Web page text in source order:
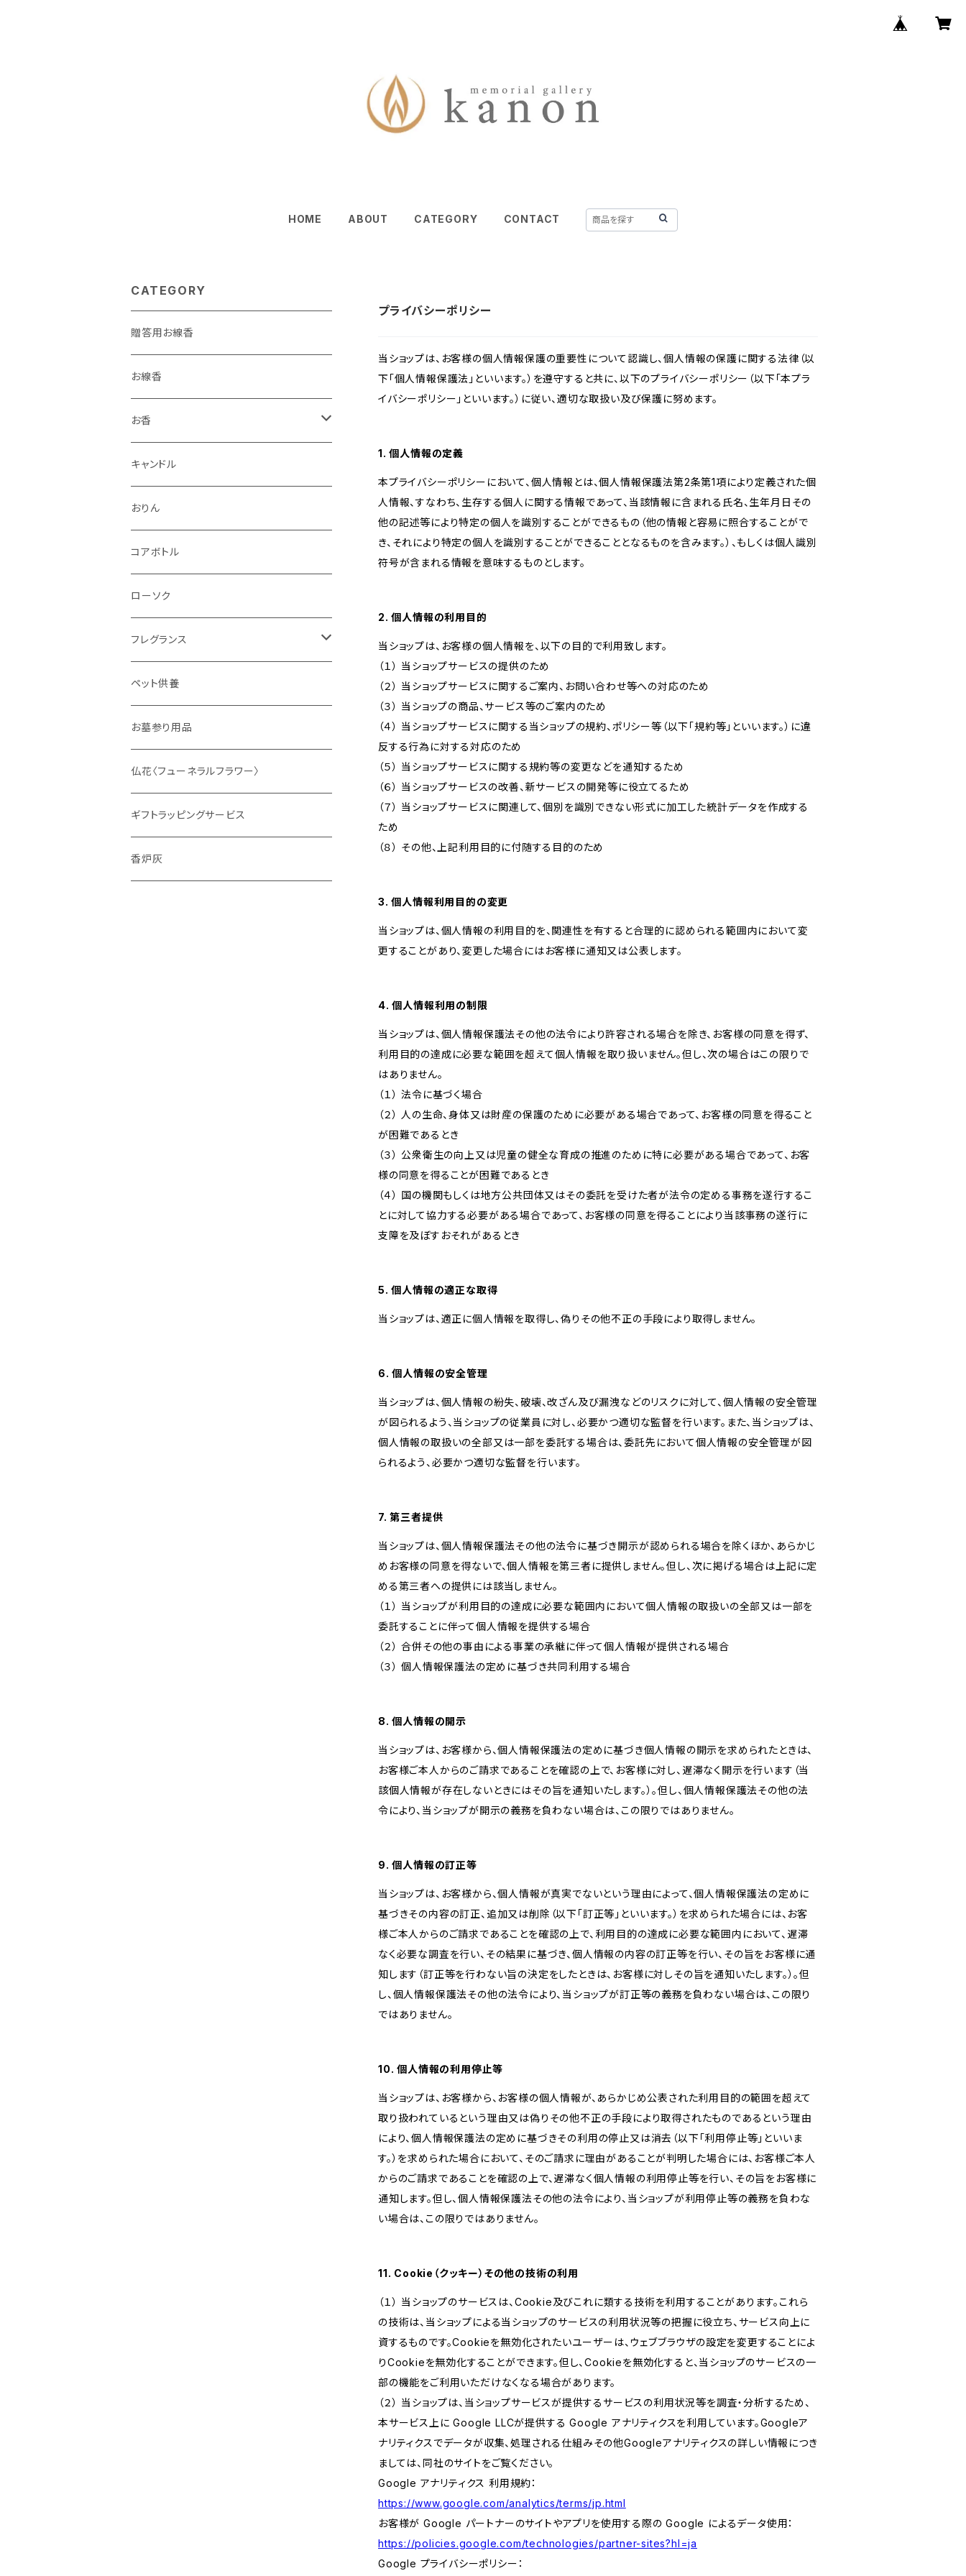
HOME ABOUT CATEGORY CONTACT
プライバシーポリシー
当ショップは、お客様の個人情報保護の重要性について認識し、個人情報の保護に関する法律（以
下「個人情報保護法」といいます。）を遵守すると共に、以下のプライバシーポリシー（以下「本プラ
イバシーポリシー」といいます。）に従い、適切な取扱い及び保護に努めます。
1. 個人情報の定義
本プライバシーポリシーにおいて、個人情報とは、個人情報保護法第2条第1項により定義された個
人情報、すなわち、生存する個人に関する情報であって、当該情報に含まれる氏名、生年月日その
他の記述等により特定の個人を識別することができるもの（他の情報と容易に照合することがで
き、それにより特定の個人を識別することができることとなるものを含みます。）、もしくは個人識別
符号が含まれる情報を意味するものとします。
2. 個人情報の利用目的
当ショップは、お客様の個人情報を、以下の目的で利用致します。
（１） 当ショップサービスの提供のため
（２） 当ショップサービスに関するご案内、お問い合わせ等への対応のため
（３） 当ショップの商品、サービス等のご案内のため
（４） 当ショップサービスに関する当ショップの規約、ポリシー等（以下「規約等」といいます。）に違
反する行為に対する対応のため
（５） 当ショップサービスに関する規約等の変更などを通知するため
（６） 当ショップサービスの改善、新サービスの開発等に役立てるため
（７） 当ショップサービスに関連して、個別を識別できない形式に加工した統計データを作成する
ため
（８） その他、上記利用目的に付随する目的のため
3. 個人情報利用目的の変更
当ショップは、個人情報の利用目的を、関連性を有すると合理的に認められる範囲内において変
更することがあり、変更した場合にはお客様に通知又は公表します。
4. 個人情報利用の制限
当ショップは、個人情報保護法その他の法令により許容される場合を除き、お客様の同意を得ず、
利用目的の達成に必要な範囲を超えて個人情報を取り扱いません。但し、次の場合はこの限りで
はありません。
（１） 法令に基づく場合
（２） 人の生命、身体又は財産の保護のために必要がある場合であって、お客様の同意を得ること
が困難であるとき
（３） 公衆衛生の向上又は児童の健全な育成の推進のために特に必要がある場合であって、お客
様の同意を得ることが困難であるとき
（４） 国の機関もしくは地方公共団体又はその委託を受けた者が法令の定める事務を遂行するこ
とに対して協力する必要がある場合であって、お客様の同意を得ることにより当該事務の遂行に
支障を及ぼすおそれがあるとき
5. 個人情報の適正な取得
当ショップは、適正に個人情報を取得し、偽りその他不正の手段により取得しません。
6. 個人情報の安全管理
当ショップは、個人情報の紛失、破壊、改ざん及び漏洩などのリスクに対して、個人情報の安全管理
が図られるよう、当ショップの従業員に対し、必要かつ適切な監督を行います。また、当ショップは、
個人情報の取扱いの全部又は一部を委託する場合は、委託先において個人情報の安全管理が図
られるよう、必要かつ適切な監督を行います。
7. 第三者提供
当ショップは、個人情報保護法その他の法令に基づき開示が認められる場合を除くほか、あらかじ
めお客様の同意を得ないで、個人情報を第三者に提供しません。但し、次に掲げる場合は上記に定
める第三者への提供には該当しません。
（１） 当ショップが利用目的の達成に必要な範囲内において個人情報の取扱いの全部又は一部を
委託することに伴って個人情報を提供する場合
（２） 合併その他の事由による事業の承継に伴って個人情報が提供される場合
（３） 個人情報保護法の定めに基づき共同利用する場合
8. 個人情報の開示
当ショップは、お客様から、個人情報保護法の定めに基づき個人情報の開示を求められたときは、
お客様ご本人からのご請求であることを確認の上で、お客様に対し、遅滞なく開示を行います（当
該個人情報が存在しないときにはその旨を通知いたします。）。但し、個人情報保護法その他の法
令により、当ショップが開示の義務を負わない場合は、この限りではありません。
9. 個人情報の訂正等
当ショップは、お客様から、個人情報が真実でないという理由によって、個人情報保護法の定めに
基づきその内容の訂正、追加又は削除（以下「訂正等」といいます。）を求められた場合には、お客
様ご本人からのご請求であることを確認の上で、利用目的の達成に必要な範囲内において、遅滞
なく必要な調査を行い、その結果に基づき、個人情報の内容の訂正等を行い、その旨をお客様に通
知します（訂正等を行わない旨の決定をしたときは、お客様に対しその旨を通知いたします。）。但
し、個人情報保護法その他の法令により、当ショップが訂正等の義務を負わない場合は、この限り
ではありません。
10. 個人情報の利用停止等
当ショップは、お客様から、お客様の個人情報が、あらかじめ公表された利用目的の範囲を超えて
取り扱われているという理由又は偽りその他不正の手段により取得されたものであるという理由
により、個人情報保護法の定めに基づきその利用の停止又は消去（以下「利用停止等」といいま
す。）を求められた場合において、そのご請求に理由があることが判明した場合には、お客様ご本人
からのご請求であることを確認の上で、遅滞なく個人情報の利用停止等を行い、その旨をお客様に
通知します。但し、個人情報保護法その他の法令により、当ショップが利用停止等の義務を負わな
い場合は、この限りではありません。
11. Cookie（クッキー）その他の技術の利用
（１） 当ショップのサービスは、Cookie及びこれに類する技術を利用することがあります。これら
の技術は、当ショップによる当ショップのサービスの利用状況等の把握に役立ち、サービス向上に
資するものです。Cookieを無効化されたいユーザーは、ウェブブラウザの設定を変更することによ
りCookieを無効化することができます。但し、Cookieを無効化すると、当ショップのサービスの一
部の機能をご利用いただけなくなる場合があります。
（２） 当ショップは、当ショップサービスが提供するサービスの利用状況等を調査・分析するため、
本サービス上に Google LLCが提供する Google アナリティクスを利用しています。Googleア
ナリティクスでデータが収集、処理される仕組みその他Googleアナリティクスの詳しい情報につき
ましては、同社のサイトをご覧ください。
Google アナリティクス 利用規約：
https://www.google.com/analytics/terms/jp.html
お客様が Google パートナーのサイトやアプリを使用する際の Google によるデータ使用：
https://policies.google.com/technologies/partner-sites?hl=ja
Google プライバシーポリシー：
CATEGORY
贈答用お線香
お線香
お香
香立・香皿
キャンドル
おりん
コアボトル
ローソク
フレグランス
ディフューザー
サシェ
ペット供養
お墓参り用品
仏花〈フューネラルフラワー〉
ギフトラッピングサービス
香炉灰